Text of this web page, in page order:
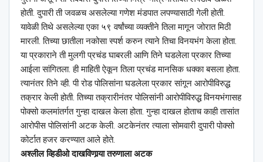
होती. दुपारी ती जवळच असलेल्या गणेश मंडपात लपण्यासाठी गेली होती.
यावेळी तिथे असलेल्या एका ५९ वर्षांच्या व्यक्तीने तिला मागून जोरात मिठी
मारली. तिच्या छातीला नकोसा स्पर्श करुन त्याने तिचा विनयभंग केला होता.
या प्रकाराने ती मुलगी प्रचंड घाबरली आणि तिने घडलेला प्रकार तिच्या
आईला सांगितला. ही माहिती ऐकून तिला प्रचंड मानसिक धक्का बसला होता.
त्यानंतर तिने व्ही. पी रोड पोलिसांना घडलेला प्रकार सांगून आरोपीविरुद्ध
तक्रार केली होती. तिच्या तक्रारीनंतर पोलिसांनी आरोपीविरुद्ध विनयभंगासह
पोक्सो कलमांतर्गत गुन्हा दाखल केला होता. गुन्हा दाखल होताच काही तासांत
आरोपीस पोलिसांनी अटक केली. अटकेनंतर त्याला सोमवारी दुपारी पोक्सो
कोर्टात हजर करण्यात आले होते.
अश्‍लील व्हिडीओ दाखविणार्‍या तरुणाला अटक